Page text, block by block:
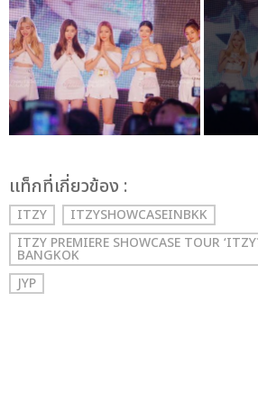
เเท็กที่เกี่ยวข้อง :
ITZY
ITZYSHOWCASEINBKK
ITZY PREMIERE SHOWCASE TOUR
BANGKOK
JYP